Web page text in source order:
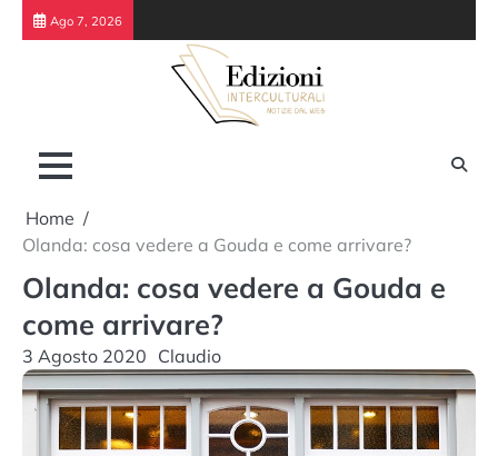
Skip
Ago 7, 2026
Home
Olanda: cosa vedere a Gouda e come arrivare?
Olanda: cosa vedere a Gouda e
come arrivare?
3 Agosto 2020 Claudio